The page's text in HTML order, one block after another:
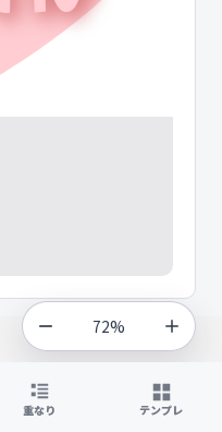
72%
重なり テンプレ